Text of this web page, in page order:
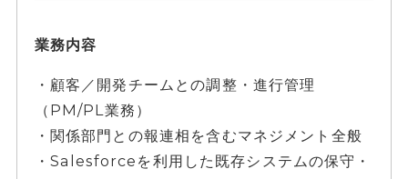
業務内容
・顧客／開発チームとの調整・進行管理
（PM/PL業務）
・関係部門との報連相を含むマネジメント全般
・Salesforceを利用した既存システムの保守・